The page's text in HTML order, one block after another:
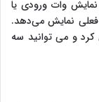
وات ورودی یا
فعلی نمایش می‌دهد.
و می توانید سه